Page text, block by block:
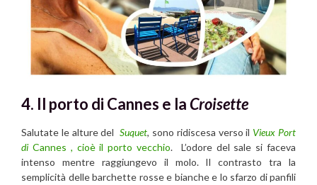
4. Il porto di Cannes e laCroisette
Salutate le alture del Suquet, sono ridiscesa verso il Vieux Port
di Cannes , cioè il porto vecchio. L’odore del sale si faceva
intenso mentre raggiungevo il molo. Il contrasto tra la
semplicità delle barchette rosse e bianche e lo sfarzo di panfili